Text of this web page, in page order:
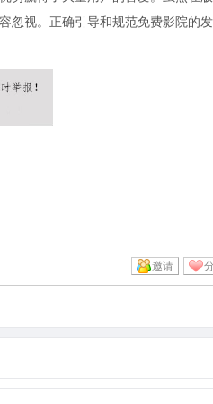
忽视。正确引导和规范免费影院的发
邀请